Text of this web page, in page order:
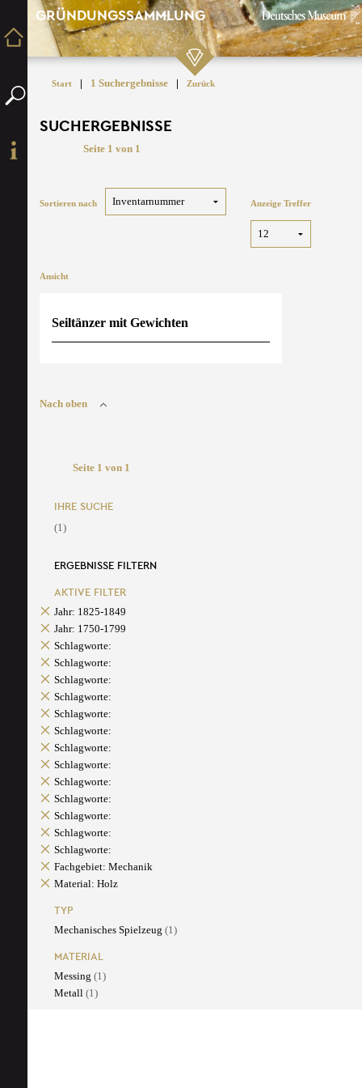
GRÜNDUNGSSAMMLUNG
Start | 1 Suchergebnisse | Zurück
SUCHERGEBNISSE
Seite 1 von 1
Sortieren nach Anzeige Treffer
Ansicht
Seiltänzer mit Gewichten
Nach oben
Seite 1 von 1
IHRE SUCHE
(1)
ERGEBNISSE FILTERN
AKTIVE FILTER
Jahr: 1825-1849
Jahr: 1750-1799
Schlagworte:
Schlagworte:
Schlagworte:
Schlagworte:
Schlagworte:
Schlagworte:
Schlagworte:
Schlagworte:
Schlagworte:
Schlagworte:
Schlagworte:
Schlagworte:
Schlagworte:
Fachgebiet: Mechanik
Material: Holz
TYP
Mechanisches Spielzeug (1)
MATERIAL
Messing (1)
Metall (1)